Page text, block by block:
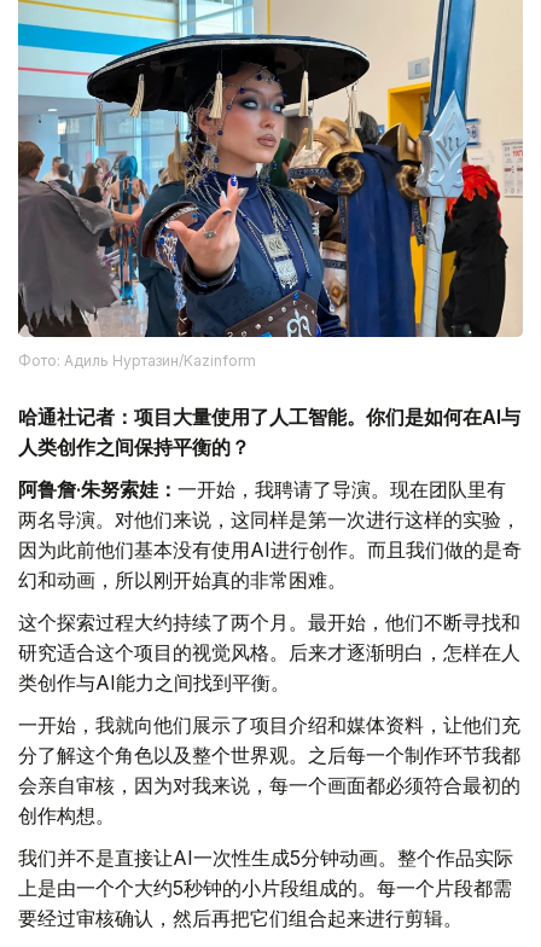
Фото: Адиль Нуртазин/Kazinform
哈通社记者：项目大量使用了人工智能。你们是如何在AI与
人类创作之间保持平衡的？
阿鲁詹·朱努索娃： 一开始，我聘请了导演。现在团队里有
两名导演。对他们来说，这同样是第一次进行这样的实验，
因为此前他们基本没有使用AI进行创作。而且我们做的是奇
幻和动画，所以刚开始真的非常困难。
这个探索过程大约持续了两个月。最开始，他们不断寻找和
研究适合这个项目的视觉风格。后来才逐渐明白，怎样在人
类创作与AI能力之间找到平衡。
一开始，我就向他们展示了项目介绍和媒体资料，让他们充
分了解这个角色以及整个世界观。之后每一个制作环节我都
会亲自审核，因为对我来说，每一个画面都必须符合最初的
创作构想。
我们并不是直接让AI一次性生成5分钟动画。整个作品实际
上是由一个个大约5秒钟的小片段组成的。每一个片段都需
要经过审核确认，然后再把它们组合起来进行剪辑。